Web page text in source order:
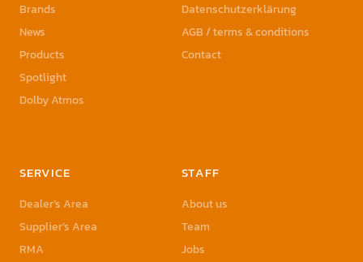
Brands
News
Products
Spotlight
Dolby Atmos
Datenschutzerklärung
AGB / terms & conditions
Contact
SERVICE
Dealer’s Area
Supplier’s Area
RMA
STAFF
About us
Team
Jobs